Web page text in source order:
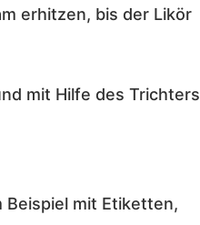
erhitzen, bis der Likör
mit Hilfe des Trichters
Beispiel mit Etiketten,